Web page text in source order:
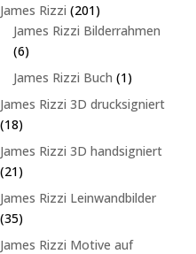
James Rizzi 201201
Produkte
James Rizzi Bilderrahmen
66
Produkte
James Rizzi Buch 11
Produkt
James Rizzi 3D drucksigniert
1818
Produkte
James Rizzi 3D handsigniert
2121
Produkte
James Rizzi Leinwandbilder
3535
Produkte
James Rizzi Motive auf